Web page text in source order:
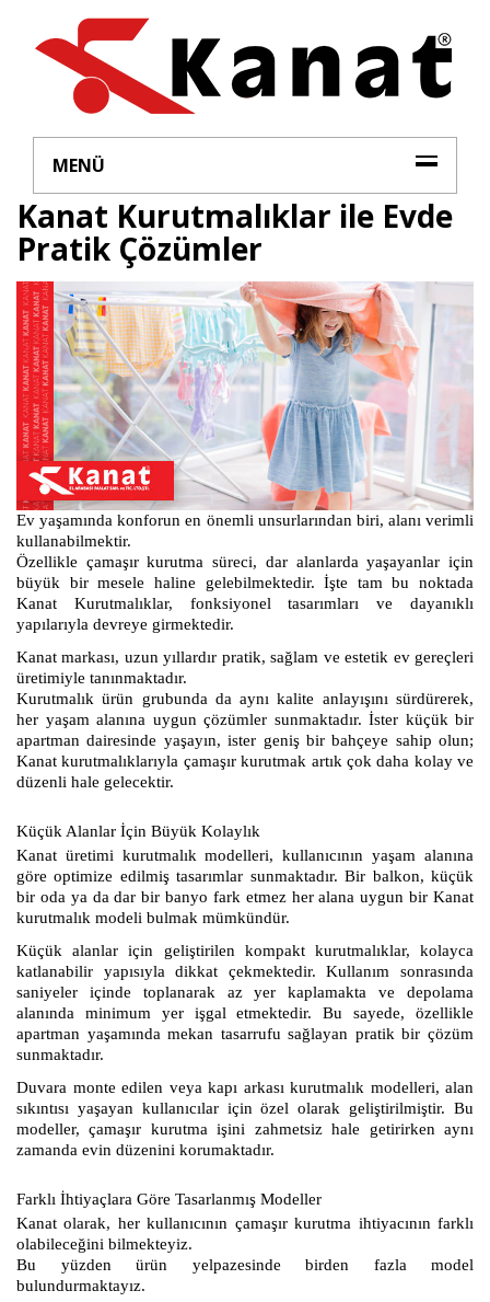
MENÜ
Kanat Kurutmalıklar ile Evde
Pratik Çözümler
Ev yaşamında konforun en önemli unsurlarından biri, alanı verimli
kullanabilmektir.
Özellikle çamaşır kurutma süreci, dar alanlarda yaşayanlar için
büyük bir mesele haline gelebilmektedir. İşte tam bu noktada
Kanat Kurutmalıklar, fonksiyonel tasarımları ve dayanıklı
yapılarıyla devreye girmektedir.
Kanat markası, uzun yıllardır pratik, sağlam ve estetik ev gereçleri
üretimiyle tanınmaktadır.
Kurutmalık ürün grubunda da aynı kalite anlayışını sürdürerek,
her yaşam alanına uygun çözümler sunmaktadır. İster küçük bir
apartman dairesinde yaşayın, ister geniş bir bahçeye sahip olun;
Kanat kurutmalıklarıyla çamaşır kurutmak artık çok daha kolay ve
düzenli hale gelecektir.
Küçük Alanlar İçin Büyük Kolaylık
Kanat üretimi kurutmalık modelleri, kullanıcının yaşam alanına
göre optimize edilmiş tasarımlar sunmaktadır. Bir balkon, küçük
bir oda ya da dar bir banyo fark etmez her alana uygun bir Kanat
kurutmalık modeli bulmak mümkündür.
Küçük alanlar için geliştirilen kompakt kurutmalıklar, kolayca
katlanabilir yapısıyla dikkat çekmektedir. Kullanım sonrasında
saniyeler içinde toplanarak az yer kaplamakta ve depolama
alanında minimum yer işgal etmektedir. Bu sayede, özellikle
apartman yaşamında mekan tasarrufu sağlayan pratik bir çözüm
sunmaktadır.
Duvara monte edilen veya kapı arkası kurutmalık modelleri, alan
sıkıntısı yaşayan kullanıcılar için özel olarak geliştirilmiştir. Bu
modeller, çamaşır kurutma işini zahmetsiz hale getirirken aynı
zamanda evin düzenini korumaktadır.
Farklı İhtiyaçlara Göre Tasarlanmış Modeller
Kanat olarak, her kullanıcının çamaşır kurutma ihtiyacının farklı
olabileceğini bilmekteyiz.
Bu yüzden ürün yelpazesinde birden fazla model
bulundurmaktayız.